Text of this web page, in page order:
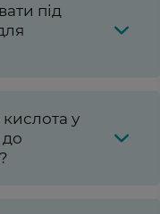
під
у